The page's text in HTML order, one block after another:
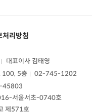
처리방침
대표이사 김태영
100, 5층
02-745-1202
45803
서울서초-0740호
제571호